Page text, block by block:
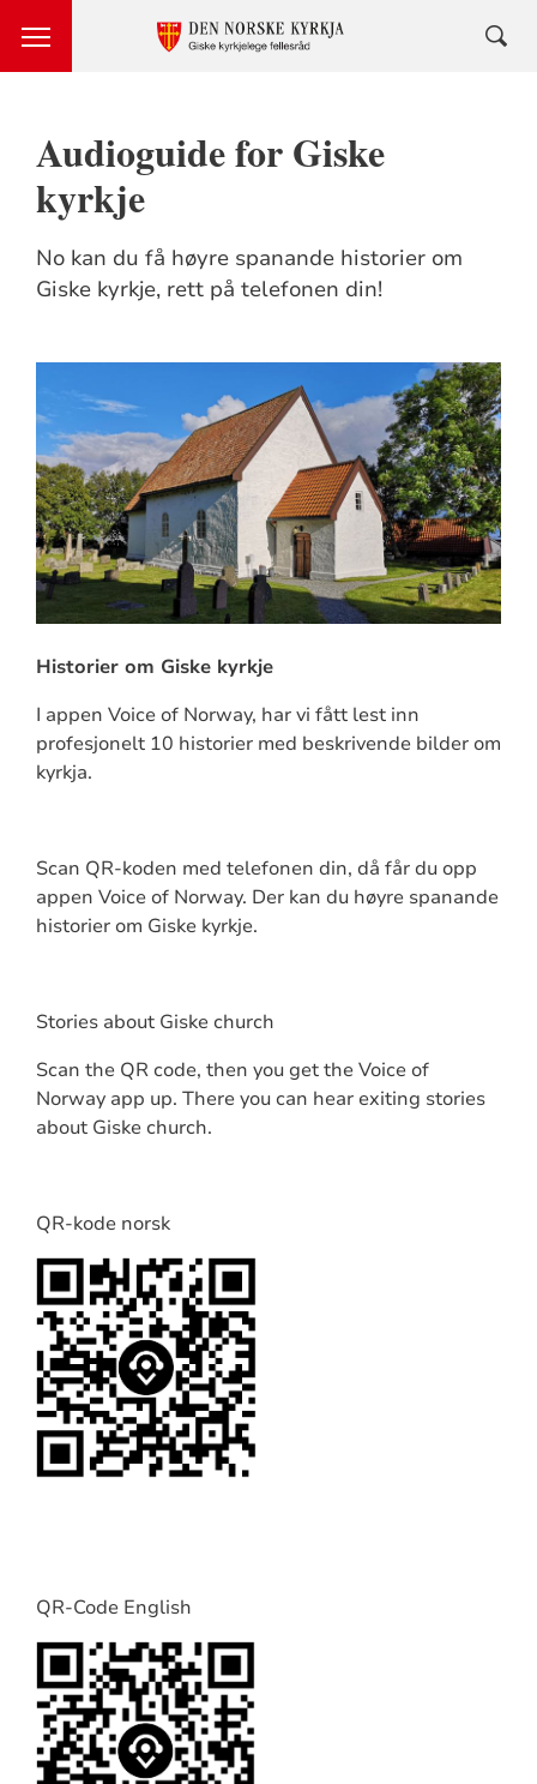
Audioguide for Giske
kyrkje
No kan du få høyre spanande historier om
Giske kyrkje, rett på telefonen din!
Historier om Giske kyrkje
I appen Voice of Norway, har vi fått lest inn
profesjonelt 10 historier med beskrivende bilder om
kyrkja.
Scan QR-koden med telefonen din, då får du opp
appen Voice of Norway. Der kan du høyre spanande
historier om Giske kyrkje.
Stories about Giske church
Scan the QR code, then you get the Voice of
Norway app up. There you can hear exiting stories
about Giske church.
QR-kode norsk
QR-Code English